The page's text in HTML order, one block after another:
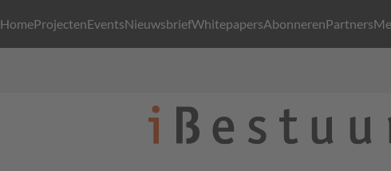
HomeProjectenEventsNieuwsbriefWhitepapersAbonnerenPartners